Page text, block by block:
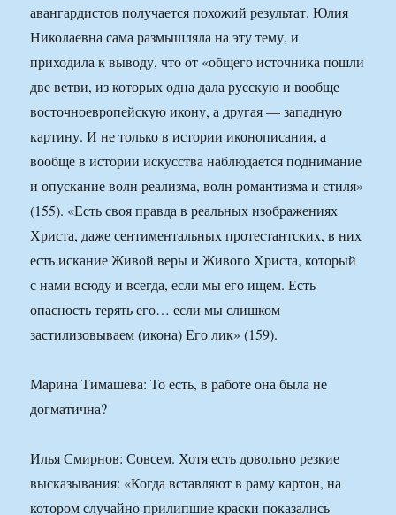
авангардистов получается похожий результат. Юлия
Николаевна сама размышляла на эту тему, и
приходила к выводу, что от «общего источника пошли
две ветви, из которых одна дала русскую и вообще
восточноевропейскую икону, а другая — западную
картину. И не только в истории иконописания, а
вообще в истории искусства наблюдается поднимание
и опускание волн реализма, волн романтизма и стиля»
(155). «Есть своя правда в реальных изображениях
Христа, даже сентиментальных протестантских, в них
есть искание Живой веры и Живого Христа, который
с нами всюду и всегда, если мы его ищем. Есть
опасность терять его… если мы слишком
застилизовываем (икона) Его лик» (159).
Марина Тимашева: То есть, в работе она была не
догматична?
Илья Смирнов: Совсем. Хотя есть довольно резкие
высказывания: «Когда вставляют в раму картон, на
котором случайно прилипшие краски показались